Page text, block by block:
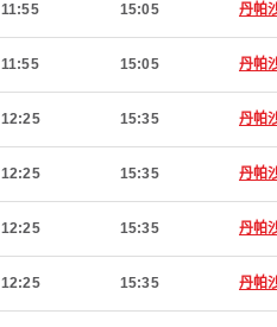
11:55 15:05 丹帕
11:55 15:05 丹帕
12:25 15:35 丹帕
12:25 15:35 丹帕
12:25 15:35 丹帕
12:25 15:35 丹帕